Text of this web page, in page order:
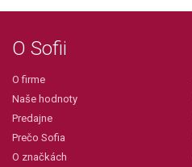
O Sofii
O firme
Naše hodnoty
Predajne
Prečo Sofia
O značkách